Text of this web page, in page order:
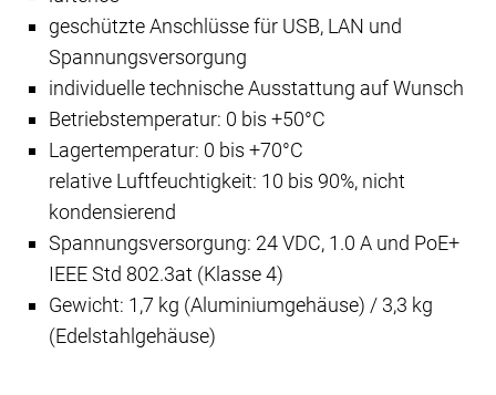
geschützte Anschlüsse für USB, LAN und
Spannungsversorgung
individuelle technische Ausstattung auf Wunsch
Betriebstemperatur: 0 bis +50°C
Lagertemperatur: 0 bis +70°C
relative Luftfeuchtigkeit: 10 bis 90%, nicht
kondensierend
Spannungsversorgung: 24 VDC, 1.0 A und PoE+
IEEE Std 802.3at (Klasse 4)
Gewicht: 1,7 kg (Aluminiumgehäuse) / 3,3 kg
(Edelstahlgehäuse)